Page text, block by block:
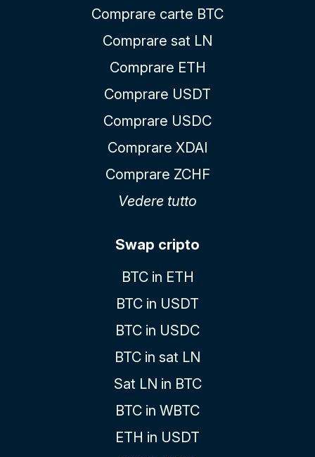
Comprare carte BTC
Comprare sat LN
Comprare ETH
Comprare USDT
Comprare USDC
Comprare XDAI
Comprare ZCHF
Vedere tutto
Swap cripto
BTC in ETH
BTC in USDT
BTC in USDC
BTC in sat LN
Sat LN in BTC
BTC in WBTC
ETH in USDT